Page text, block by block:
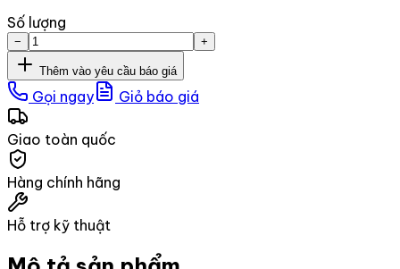
Số lượng
− +
Thêm vào yêu cầu báo giá
Gọi ngay Giỏ báo giá
Giao toàn quốc
Hàng chính hãng
Hỗ trợ kỹ thuật